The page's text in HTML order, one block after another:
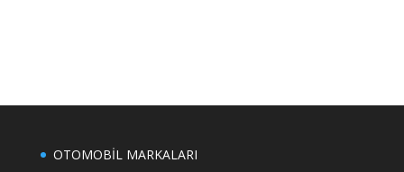
OTOMOBİL MARKALARI